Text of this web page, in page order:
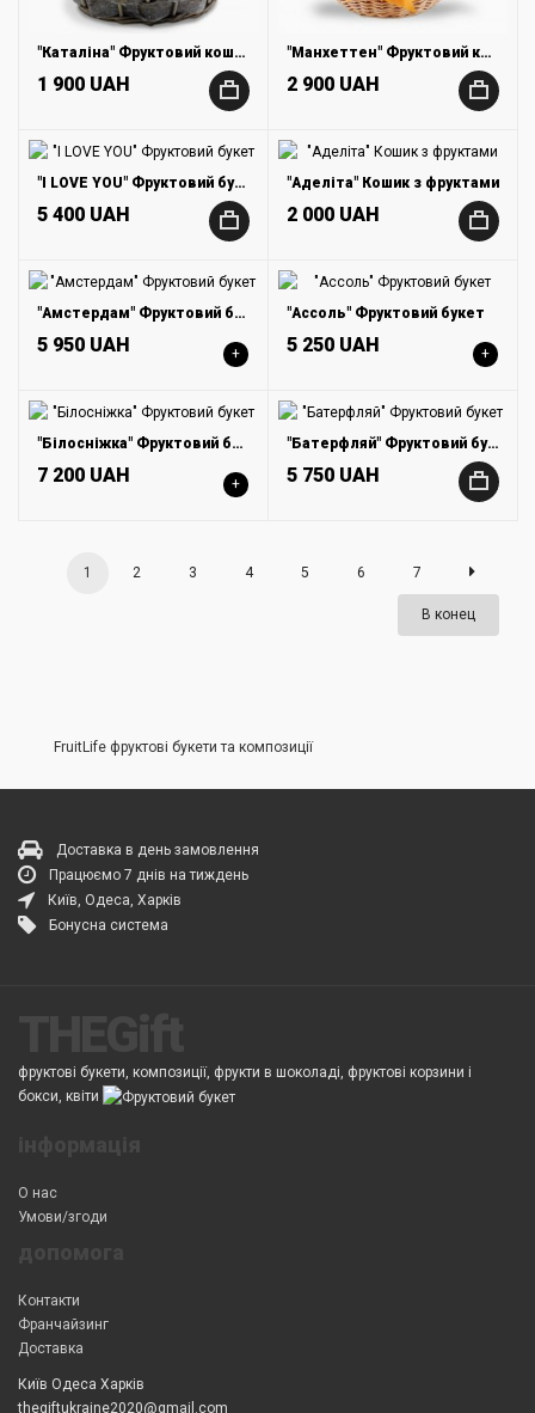
"Каталіна" Фруктовий кошик
1 900 UAH +
"Манхеттен" Фруктовий кошик
2 900 UAH +
"I LOVE YOU" Фруктовий букет
5 400 UAH +
"Аделіта" Кошик з фруктами
2 000 UAH +
"Амстердам" Фруктовий букет
5 950 UAH +
"Ассоль" Фруктовий букет
5 250 UAH +
"Білосніжка" Фруктовий букет
7 200 UAH +
"Батерфляй" Фруктовий букет
5 750 UAH +
1 2 3 4 5 6 7
В конец
FruitLife фруктові букети та композиції
Доставка в день замовлення
Працюємо 7 днів на тиждень
Київ, Одеса, Харків
Бонусна система
фруктові букети, композиції, фрукти в шоколаді, фруктові корзини і
бокси, квіти
О нас
Умови/згоди
Контакти
Франчайзинг
Доставка
Київ Одеса Харків
thegiftukraine2020@gmail.com